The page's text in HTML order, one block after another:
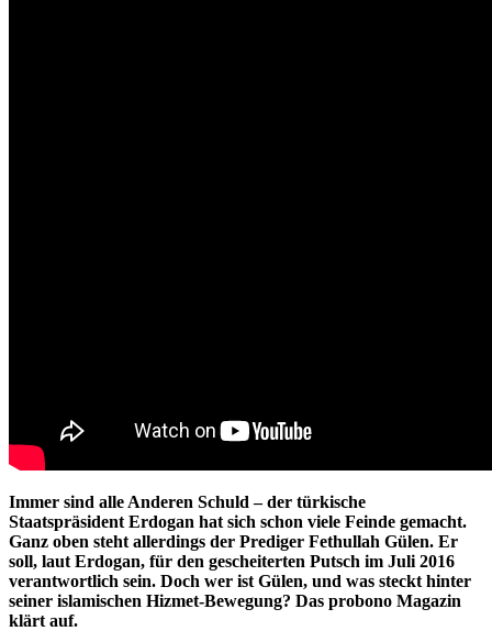
Immer sind alle Anderen Schuld – der türkische
Staatspräsident Erdogan hat sich schon viele Feinde gemacht.
Ganz oben steht allerdings der Prediger Fethullah Gülen. Er
soll, laut Erdogan, für den gescheiterten Putsch im Juli 2016
verantwortlich sein. Doch wer ist Gülen, und was steckt hinter
seiner islamischen Hizmet-Bewegung? Das probono Magazin
klärt auf.